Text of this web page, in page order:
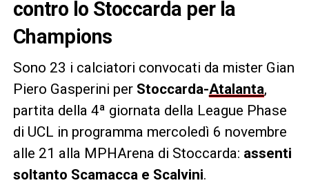
contro lo Stoccarda per la
Champions
Sono 23 i calciatori convocati da mister Gian
Piero Gasperini per Stoccarda-Atalanta,
partita della 4ª giornata della League Phase
di UCL in programma mercoledì 6 novembre
alle 21 alla MPHArena di Stoccarda: assenti
soltanto Scamacca e Scalvini.